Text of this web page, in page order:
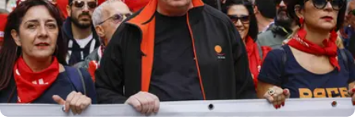
D'Aosta
Veneto
Archivio
Storico
1955-
2014